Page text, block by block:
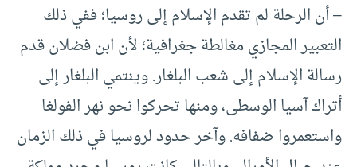
– أن الرحلة لم تقدم الإسلام إلى روسيا؛ ففي ذلك
التعبير المجازي مغالطة جغرافية؛ لأن ابن فضلان قدم
رسالة الإسلام إلى شعب البلغار. وينتمي البلغار إلى
أتراك آسيا الوسطى، ومنها تحركوا نحو نهر الفولغا
واستعمروا ضفافه. وآخر حدود لروسيا في ذلك الزمان